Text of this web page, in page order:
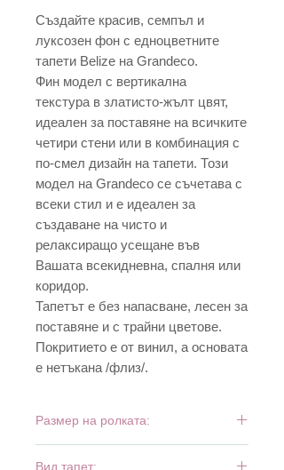
Създайте красив, семпъл и
луксозен фон с едноцветните
тапети Belize на Grandeco.
Фин модел с вертикална
текстура в златисто-жълт цвят,
идеален за поставяне на всичките
четири стени или в комбинация с
по-смел дизайн на тапети. Този
модел на Grandeco се съчетава с
всеки стил и е идеален за
създаване на чисто и
релаксиращо усещане във
Вашата всекидневна, спалня или
коридор.
Тапетът е без напасване, лесен за
поставяне и с трайни цветове.
Покритието е от винил, а основата
е нетъкана /флиз/.
Размер на ролката:
Вид тапет: